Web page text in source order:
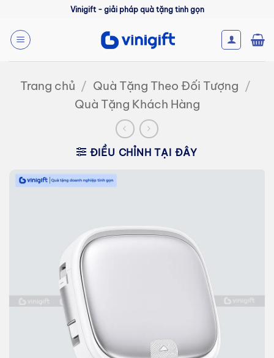
nội
dung
Vinigift - giải pháp quà tặng tinh gọn
Trang chủ / Quà Tặng Theo Đối Tượng /
Quà Tặng Khách Hàng
ĐIỀU CHỈNH TẠI ĐÂY